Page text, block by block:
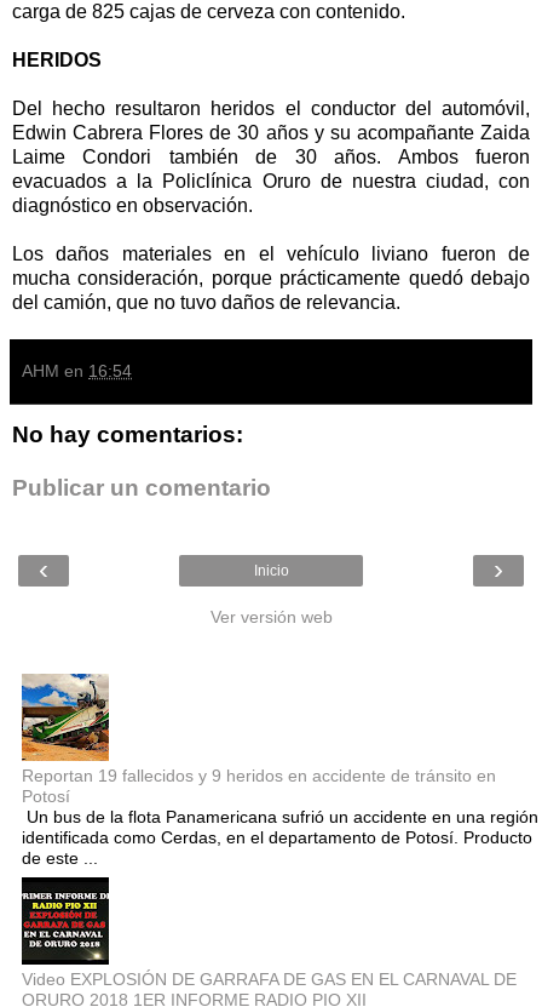
carga de 825 cajas de cerveza con contenido.
HERIDOS
Del hecho resultaron heridos el conductor del automóvil,
Edwin Cabrera Flores de 30 años y su acompañante Zaida
Laime Condori también de 30 años. Ambos fueron
evacuados a la Policlínica Oruro de nuestra ciudad, con
diagnóstico en observación.
Los daños materiales en el vehículo liviano fueron de
mucha consideración, porque prácticamente quedó debajo
del camión, que no tuvo daños de relevancia.
AHM en 16:54
No hay comentarios:
Publicar un comentario
‹ ›
Inicio
Ver versión web
Reportan 19 fallecidos y 9 heridos en accidente de tránsito en
Potosí
Un bus de la flota Panamericana sufrió un accidente en una región
identificada como Cerdas, en el departamento de Potosí. Producto
de este ...
Video EXPLOSIÓN DE GARRAFA DE GAS EN EL CARNAVAL DE
ORURO 2018 1ER INFORME RADIO PIO XII